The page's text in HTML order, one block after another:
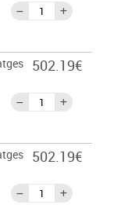
502.19€
502.19€